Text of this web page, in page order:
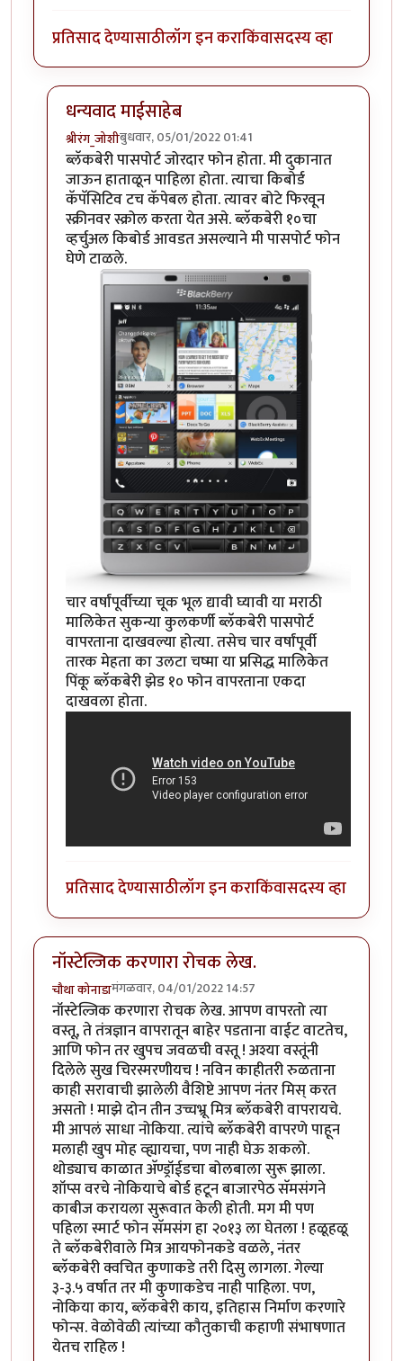
प्रतिसाद देण्यासाठीलॉग इन कराकिंवासदस्य व्हा
धन्यवाद माईसाहेब
श्रीरंग_जोशीबुधवार, 05/01/2022 01:41
In reply toहम्मbyमाईसाहेब कुरसूंदीकर
ब्लॅकबेरी पासपोर्ट जोरदार फोन होता. मी दुकानात
जाऊन हाताळून पाहिला होता. त्याचा किबोर्ड
कॅपॅसिटिव टच कॅपेबल होता. त्यावर बोटे फिरवून
स्क्रीनवर स्क्रोल करता येत असे. ब्लॅकबेरी १०चा
व्हर्चुअल किबोर्ड आवडत असल्याने मी पासपोर्ट फोन
घेणे टाळले.
चार वर्षांपूर्वीच्या चूक भूल द्यावी घ्यावी या मराठी
मालिकेत सुकन्या कुलकर्णी ब्लॅकबेरी पासपोर्ट
वापरताना दाखवल्या होत्या. तसेच चार वर्षांपूर्वी
तारक मेहता का उलटा चष्मा या प्रसिद्ध मालिकेत
पिंकू ब्लॅकबेरी झेड १० फोन वापरताना एकदा
दाखवला होता.
प्रतिसाद देण्यासाठीलॉग इन कराकिंवासदस्य व्हा
नॉस्टेल्जिक करणारा रोचक लेख.
चौथा कोनाडामंगळवार, 04/01/2022 14:57
नॉस्टेल्जिक करणारा रोचक लेख. आपण वापरतो त्या
वस्तू, ते तंत्रज्ञान वापरातून बाहेर पडताना वाईट वाटतेच,
आणि फोन तर खुपच जवळची वस्तू ! अश्या वस्तूंनी
दिलेले सुख चिरस्मरणीयच ! नविन काहीतरी रुळताना
काही सरावाची झालेली वैशिष्टे आपण नंतर मिस् करत
असतो ! माझे दोन तीन उच्चभ्रू मित्र ब्लॅकबेरी वापरायचे.
मी आपलं साधा नोकिया. त्यांचे ब्लॅकबेरी वापरणे पाहून
मलाही खुप मोह व्ह्यायचा, पण नाही घेऊ शकलो.
थोड्याच काळात अ‍ॅण्ड्रॉईडचा बोलबाला सुरू झाला.
शॉप्स वरचे नोकियाचे बोर्ड हटून बाजारपेठ सॅमसंगने
काबीज करायला सुरूवात केली होती. मग मी पण
पहिला स्मार्ट फोन सॅमसंग हा २०१३ ला घेतला ! हळूहळू
ते ब्लॅकबेरीवाले मित्र आयफोनकडे वळले, नंतर
ब्लॅकबेरी क्वचित कुणाकडे तरी दिसु लागला. गेल्या
३-३.५ वर्षात तर मी कुणाकडेच नाही पाहिला. पण,
नोकिया काय, ब्लॅकबेरी काय, इतिहास निर्माण करणारे
फोन्स. वेळोवेळी त्यांच्या कौतुकाची कहाणी संभाषणात
येतच राहिल !